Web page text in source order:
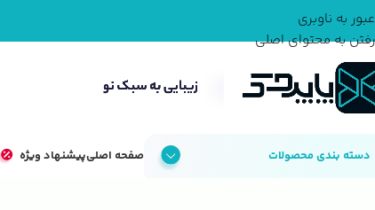
عبور به ناوبری
رفتن به محتوای اصلی
دسته بندی محصولات صفحه اصلیپیشنهاد ویژه